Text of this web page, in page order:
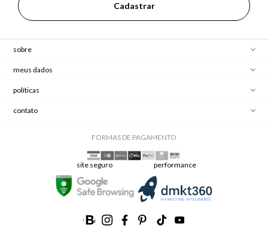
Cadastrar
sobre
meus dados
políticas
contato
FORMAS DE PAGAMENTO
site seguro performance